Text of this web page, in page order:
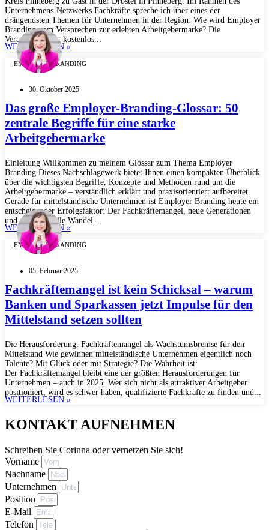
Unternehmens-Netzwerks Fachkräfte spreche ich über eines der
drängendsten Themen für Unternehmen in der Region: Wie wird Employer
Branding vom Versprechen zur erlebten Arbeitgebermarke? Die
Veranstaltung ist kostenlos...
WEITERLESEN »
EMPLOYER BRANDING
30. Oktober 2025
Das große Employer-Branding-Glossar: 50
zentrale Begriffe für eine starke
Arbeitgebermarke
Einleitung Willkommen zu meinem Glossar zum Thema Employer
Branding.Dieses Nachschlagewerk bietet Ihnen einen kompakten Überblick
über die wichtigsten Begriffe, Konzepte und Methoden rund um die
Arbeitgebermarke – verständlich erklärt und praxisorientiert aufbereitet.
Gerade für mittelständische Unternehmen ist Employer Branding heute ein
entscheidender Erfolgsfaktor: Der Fachkräftemangel, neue Generationen
und der kulturelle Wandel...
WEITERLESEN »
EMPLOYER BRANDING
05. Februar 2025
Fachkräftemangel ist kein Schicksal – warum
Banken und Sparkassen jetzt Impulse für den
Mittelstand setzen sollten
Die Herausforderung: Fachkräftemangel als Wachstumsbremse für den
Mittelstand Wie gewinnen mittelständische Unternehmen eigentlich noch
Talente? Mit Glück oder mit Strategie? Die Wahrheit ist:
Der Fachkräftemangel bleibt eine der größten Herausforderungen für
Unternehmen – auch in 2025. Wer sich nicht als attraktiver Arbeitgeber
positioniert, wird es schwer haben, qualifizierte Fachkräfte zu finden und...
WEITERLESEN »
KONTAKT AUFNEHMEN
Schreiben Sie Corinna oder vernetzen Sie sich!
Vorname
Nachname
Unternehmen
Position
E-Mail
Telefon